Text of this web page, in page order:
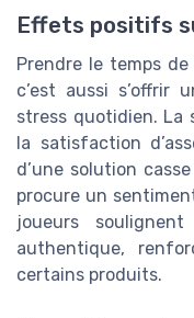
Effets positifs
Prendre le temps
c’est aussi s’offrir
stress quotidien. La
la satisfaction
d’une solution
procure un
joueurs
authentique,
certains produits.